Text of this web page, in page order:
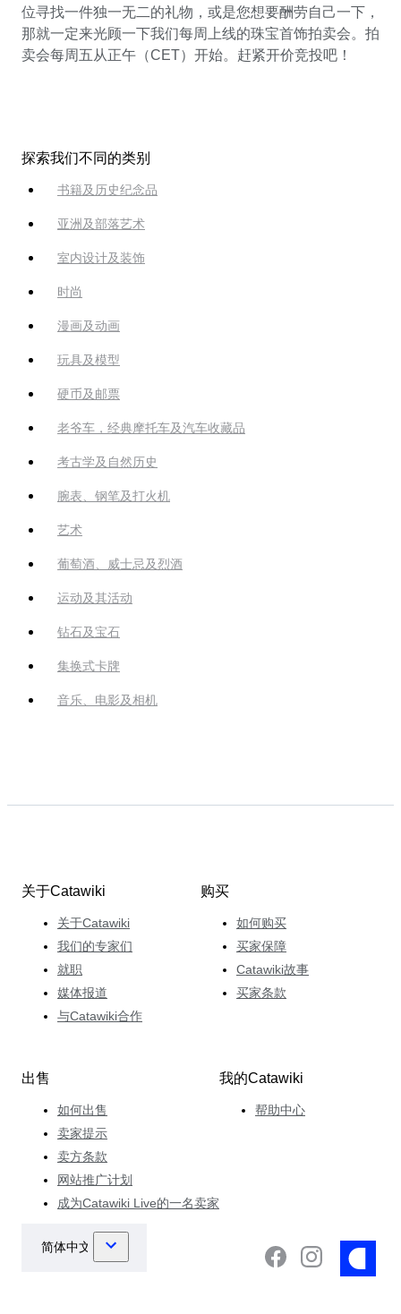
位寻找一件独一无二的礼物，或是您想要酬劳自己一下，
那就一定来光顾一下我们每周上线的珠宝首饰拍卖会。拍
卖会每周五从正午（CET）开始。赶紧开价竞投吧！
探索我们不同的类别
书籍及历史纪念品
亚洲及部落艺术
室内设计及装饰
时尚
漫画及动画
玩具及模型
硬币及邮票
老爷车，经典摩托车及汽车收藏品
考古学及自然历史
腕表、钢笔及打火机
艺术
葡萄酒、威士忌及烈酒
运动及其活动
钻石及宝石
集换式卡牌
音乐、电影及相机
关于Catawiki
关于Catawiki
我们的专家们
就职
媒体报道
与Catawiki合作
购买
如何购买
买家保障
Catawiki故事
买家条款
出售
如何出售
卖家提示
卖方条款
网站推广计划
成为Catawiki Live的一名卖家
我的Catawiki
帮助中心